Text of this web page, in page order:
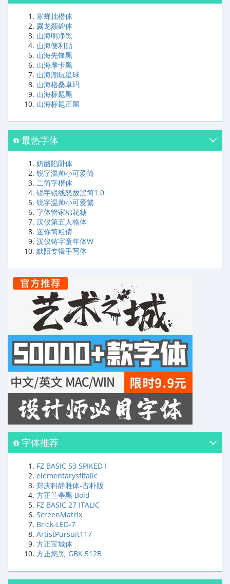
寒蝉拙楷体
爨龙颜碑体
山海明净黑
山海便利贴
山海先锋黑
山海摩卡黑
山海潮玩星球
山海格桑卓玛
山海标题黑
山海标题正黑
最热字体
奶酪陷阱体
锐字温帅小可爱简
二简字楷体
锐字锐线怒放黑简1.0
锐字温帅小可爱繁
字体管家棉花糖
汉仪第五人格体
迷你简粗倩
汉仪铸字童年体W
默陌专辑手写体
字体推荐
FZ BASIC 53 SPIKED I
elementarysfitalic
郑庆科静雅体-古朴版
方正兰亭黑 Bold
FZ BASIC 27 ITALIC
ScreenMatrix
Brick-LED-7
ArtistPursuit117
方正宝城体
方正悠黑_GBK 512B